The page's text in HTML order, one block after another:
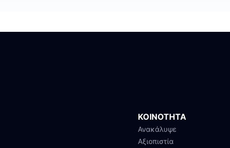
ΚΟΙΝΟΤΗΤΑ
Ανακάλυψε
Αξιοπιστία